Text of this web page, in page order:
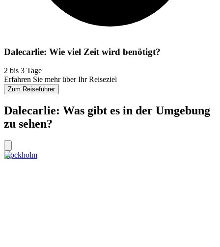
Dalecarlie: Wie viel Zeit wird benötigt?
2 bis 3 Tage
Erfahren Sie mehr über Ihr Reiseziel
Zum Reiseführer
Dalecarlie: Was gibt es in der Umgebung
zu sehen?
Stockholm